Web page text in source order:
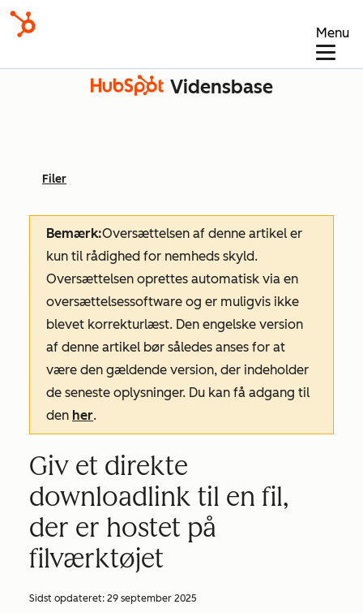
Menu
Vidensbase
Filer
Bemærk:Oversættelsen af denne artikel er
kun til rådighed for nemheds skyld.
Oversættelsen oprettes automatisk via en
oversættelsessoftware og er muligvis ikke
blevet korrekturlæst. Den engelske version
af denne artikel bør således anses for at
være den gældende version, der indeholder
de seneste oplysninger. Du kan få adgang til
den her.
Giv et direkte
downloadlink til en fil,
der er hostet på
filværktøjet
Sidst opdateret: 29 september 2025